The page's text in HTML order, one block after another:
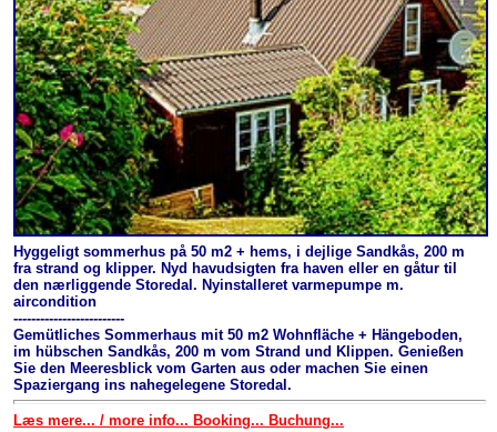
Hyggeligt sommerhus på 50 m2 + hems, i dejlige Sandkås, 200 m
fra strand og klipper. Nyd havudsigten fra haven eller en gåtur til
den nærliggende Storedal. Nyinstalleret varmepumpe m.
aircondition
-------------------------
Gemütliches Sommerhaus mit 50 m2 Wohnfläche + Hängeboden,
im hübschen Sandkås, 200 m vom Strand und Klippen. Genießen
Sie den Meeresblick vom Garten aus oder machen Sie einen
Spaziergang ins nahegelegene Storedal.
Læs mere... / more info... Booking... Buchung...